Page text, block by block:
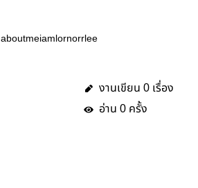
aboutmeiamlornorrlee
งานเขียน 0 เรื่อง
อ่าน 0 ครั้ง